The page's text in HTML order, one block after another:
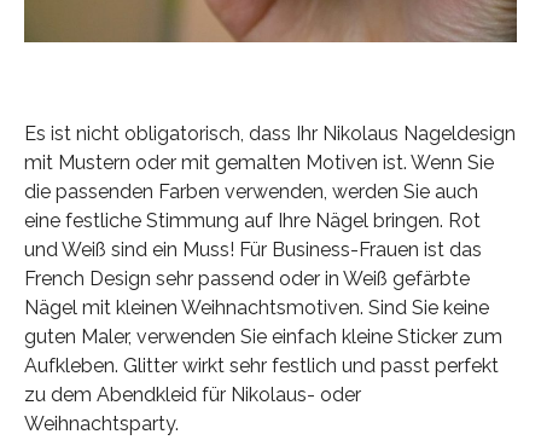
Es ist nicht obligatorisch, dass Ihr Nikolaus Nageldesign
mit Mustern oder mit gemalten Motiven ist. Wenn Sie
die passenden Farben verwenden, werden Sie auch
eine festliche Stimmung auf Ihre Nägel bringen. Rot
und Weiß sind ein Muss! Für Business-Frauen ist das
French Design sehr passend oder in Weiß gefärbte
Nägel mit kleinen Weihnachtsmotiven. Sind Sie keine
guten Maler, verwenden Sie einfach kleine Sticker zum
Aufkleben. Glitter wirkt sehr festlich und passt perfekt
zu dem Abendkleid für Nikolaus- oder
Weihnachtsparty.